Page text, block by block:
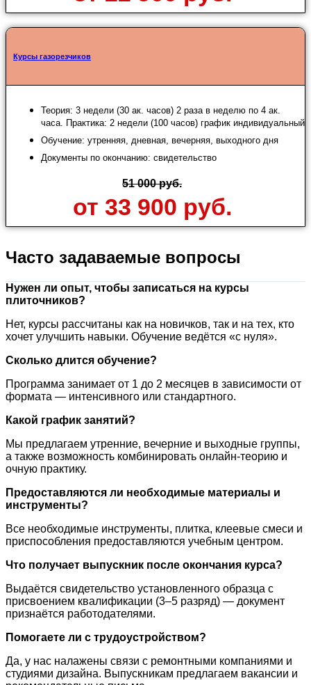
Курсы газорезчиков
Теория: 3 недели (30 ак. часов) 2 раза в неделю по 4 ак.
часа. Практика: 2 недели (100 часов) график индивидуальный
Обучение: утренняя, дневная, вечерняя, выходного дня
Документы по окончанию: свидетельство
51 000 руб.
от 33 900 руб.
Часто задаваемые вопросы
Нужен ли опыт, чтобы записаться на курсы
плиточников?
Нет, курсы рассчитаны как на новичков, так и на тех, кто
хочет улучшить навыки. Обучение ведётся «с нуля».
Сколько длится обучение?
Программа занимает от 1 до 2 месяцев в зависимости от
формата — интенсивного или стандартного.
Какой график занятий?
Мы предлагаем утренние, вечерние и выходные группы,
а также возможность комбинировать онлайн-теорию и
очную практику.
Предоставляются ли необходимые материалы и
инструменты?
Все необходимые инструменты, плитка, клеевые смеси и
приспособления предоставляются учебным центром.
Что получает выпускник после окончания курса?
Выдаётся свидетельство установленного образца с
присвоением квалификации (3–5 разряд) — документ
признаётся работодателями.
Помогаете ли с трудоустройством?
Да, у нас налажены связи с ремонтными компаниями и
студиями дизайна. Выпускникам предлагаем вакансии и